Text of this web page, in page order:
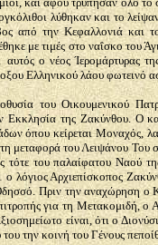
λύθηκαν και το
από την Κεφαλλονιά και
με τιμές στο ναΐσκο του
ο νέος Ίερομάρτυρας
Ελληνικού λάου φωτεινό
του Οικουμενικού
Εκκλησία της Ζακύνθου. Ο
όπου κείρεται Μοναχός,
μεταφορά του Λειψάνου
του παλαίφατου Ναού
λόγιος Αρχιεπίσκοπος
Πριν την αναχώρηση ο
για τη Μετακομιδή, ο
είναι, ότι ο
την κοινή του Γένους